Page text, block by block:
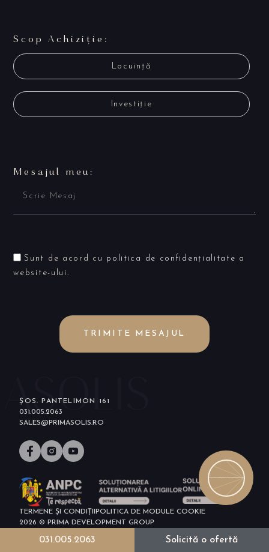
Scop Achiziție:
Locuință
Investiție
Mesajul meu:
Sunt de acord cu politica de confidențialitate a
website-ului.
TRIMITE MESAJUL
ȘOS. PANTELIMON 161
031.005.2063
SALES@PRIMASOLIS.RO
2026 © PRIMA DEVELOPMENT GROUP
TERMENE ȘI CONDIȚII POLITICA DE MODULE COOKIE
031.005.2063 Solicită o ofertă